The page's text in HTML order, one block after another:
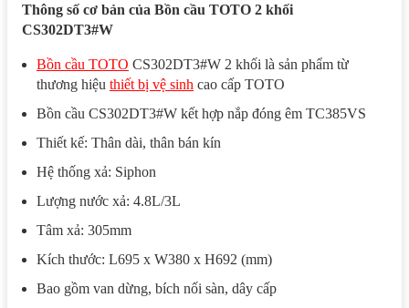
Thông số cơ bản của Bồn cầu TOTO 2 khối
CS302DT3#W
Bồn cầu TOTO CS302DT3#W 2 khối là sản phẩm từ
thương hiệu thiết bị vệ sinh cao cấp TOTO
Bồn cầu CS302DT3#W kết hợp nắp đóng êm TC385VS
Thiết kế: Thân dài, thân bán kín
Hệ thống xả: Siphon
Lượng nước xả: 4.8L/3L
Tâm xả: 305mm
Kích thước: L695 x W380 x H692 (mm)
Bao gồm van dừng, bích nối sàn, dây cấp